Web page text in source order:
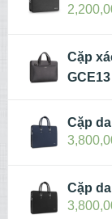
Cặp
GCE13
Cặp
Cặp